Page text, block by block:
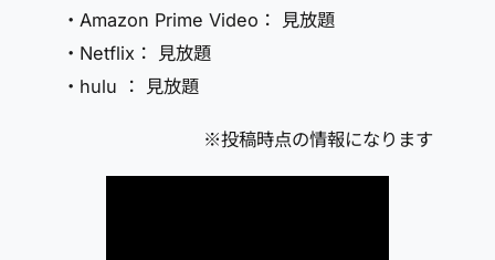
・Amazon Prime Video： 見放題
・Netflix： 見放題
・hulu ： 見放題
※投稿時点の情報になります